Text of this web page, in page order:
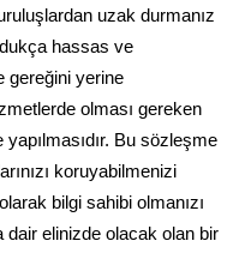
uzak durmanız
hassas ve
gereğini yerine
olması gereken
Bu sözleşme
koruyabilmenizi
bilgi sahibi olmanızı
dair elinizde olacak olan bir